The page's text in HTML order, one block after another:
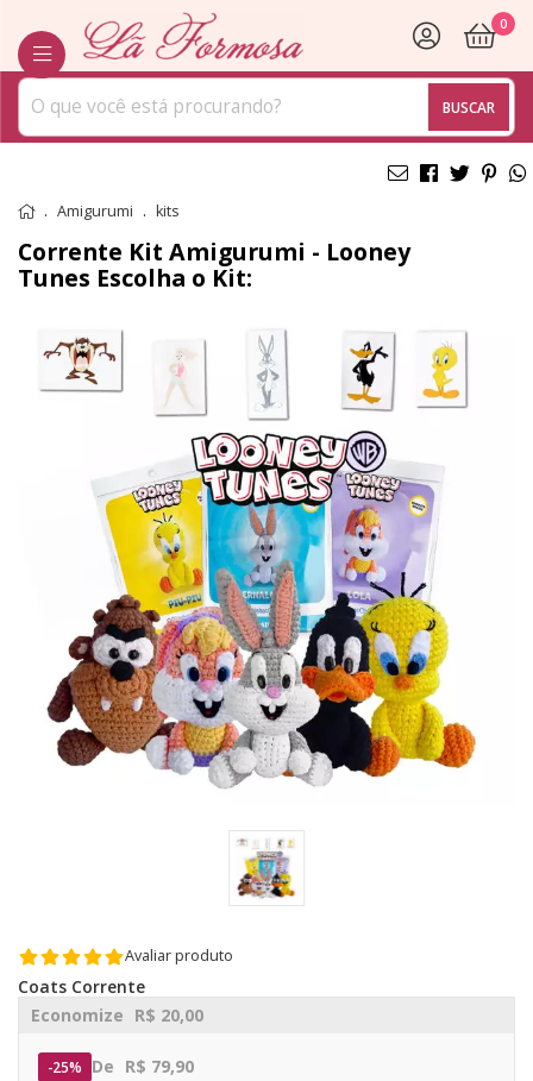
BUSCAR
0
Amigurumi kits
Corrente Kit Amigurumi - Looney
Tunes Escolha o Kit:
Avaliar produto
Coats Corrente
De R$ 79,90
Economize R$ 20,00
25%